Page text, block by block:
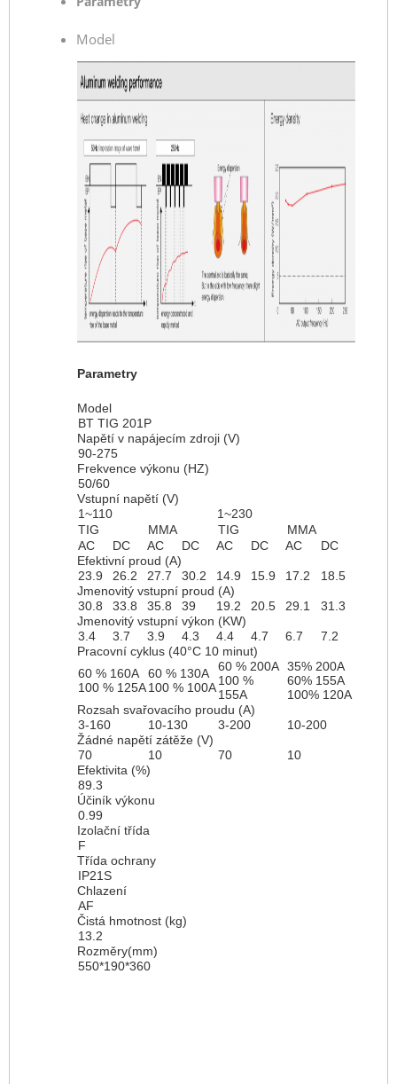
Model
Parametry
Model
BT TIG 201P
Napětí v napájecím zdroji (V)
90-275
Frekvence výkonu (HZ)
50/60
Vstupní napětí (V)
1~110
1~230
TIG
MMA TIG
MMA
AC
DC AC DC AC DC AC
DC
Efektivní proud (A)
23.9
26.2 27.7 30.2 14.9 15.9 17.2
18.5
Jmenovitý vstupní proud (A)
30.8
33.8 35.8 39 19.2 20.5 29.1
31.3
Jmenovitý vstupní výkon (KW)
3.4
3.7 3.9 4.3 4.4 4.7 6.7
7.2
Pracovní cyklus (40°C 10 minut)
60 % 160A
100 % 125A
60 % 130A
100 % 100A
60 % 200A
100 %
155A
35% 200A
60% 155A
100% 120A
Rozsah svařovacího proudu (A)
3-160
10-130 3-200
10-200
Žádné napětí zátěže (V)
70
10 70
10
Efektivita (%)
89.3
Účiník výkonu
0.99
Izolační třída
F
Třída ochrany
IP21S
Chlazení
AF
Čistá hmotnost (kg)
13.2
Rozměry(mm)
550*190*360